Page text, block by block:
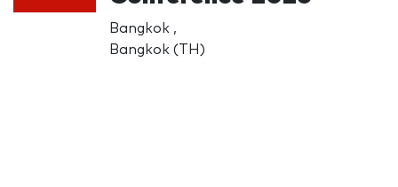
Bangkok ,
Bangkok (TH)